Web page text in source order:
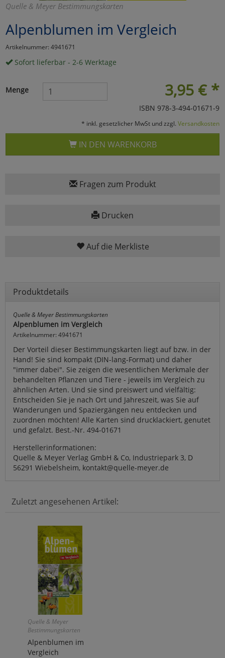
Quelle & Meyer Bestimmungskarten
Alpenblumen im Vergleich
Artikelnummer: 4941671
Sofort lieferbar - 2-6 Werktage
3,95 € *
Menge
ISBN 978-3-494-01671-9
* inkl. gesetzlicher MwSt und zzgl. Versandkosten
IN DEN WARENKORB
Fragen zum Produkt
Drucken
Auf die Merkliste
Produktdetails
Quelle & Meyer Bestimmungskarten
Alpenblumen im Vergleich
Artikelnummer: 4941671
Der Vorteil dieser Bestimmungskarten liegt auf bzw. in der
Hand! Sie sind kompakt (DIN-lang-Format) und daher
"immer dabei". Sie zeigen die wesentlichen Merkmale der
behandelten Pflanzen und Tiere - jeweils im Vergleich zu
ähnlichen Arten. Und sie sind preiswert und vielfältig:
Entscheiden Sie je nach Ort und Jahreszeit, was Sie auf
Wanderungen und Spaziergängen neu entdecken und
zuordnen möchten! Alle Karten sind drucklackiert, genutet
und gefalzt. Best.-Nr. 494-01671
Herstellerinformationen:
Quelle & Meyer Verlag GmbH & Co, Industriepark 3, D
56291 Wiebelsheim, kontakt@quelle-meyer.de
Zuletzt angesehenen Artikel:
Quelle & Meyer
Bestimmungskarten
Alpenblumen im
Vergleich
Umfragetools
Cookies
Alle Akzeptieren
Einstellungen speichern
zurückzu Haupptseite